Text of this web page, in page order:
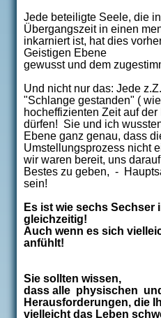
Jede beteiligte Seele, die
Übergangszeit in einen
inkarniert ist, hat dies
Geistigen Ebene
gewusst und dem
Und nicht nur das: Jede
"Schlange gestanden" (
hocheffizienten Zeit auf
dürfen! Sie und ich
Ebene ganz genau, dass
Umstellungsprozess nicht
wir waren bereit, uns
Bestes zu geben, -
sein!
Es ist wie sechs
gleichzeitig!
Auch wenn es sich
anfühlt!
Sie sollten wissen,
dass alle physischen
Herausforderungen, die
vielleicht das Leben